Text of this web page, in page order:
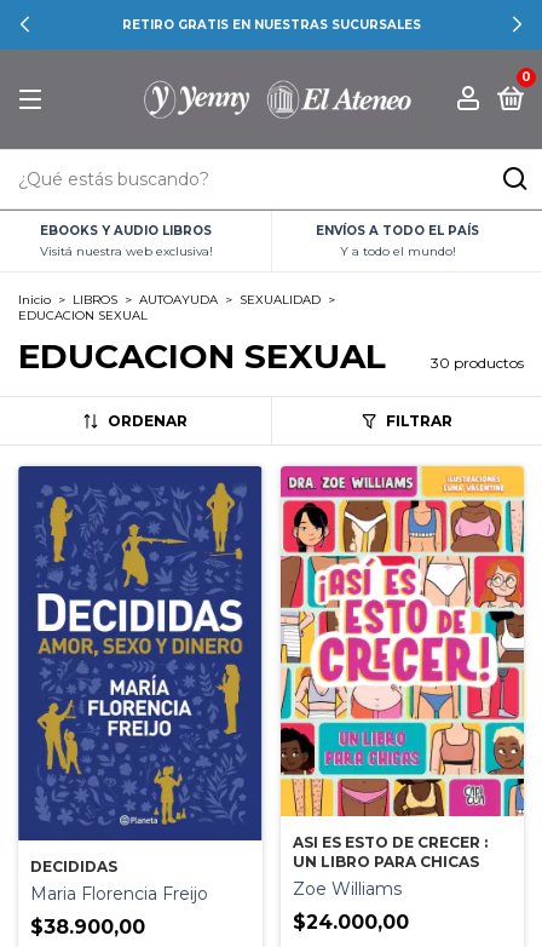
RETIRO GRATIS EN NUESTRAS SUCURSALES
0
EBOOKS Y AUDIO LIBROS
Visitá nuestra web exclusiva!
ENVÍOS A TODO EL PAÍS
Y a todo el mundo!
Inicio > LIBROS > AUTOAYUDA > SEXUALIDAD >
EDUCACION SEXUAL
EDUCACION SEXUAL 30 productos
ORDENAR FILTRAR
DECIDIDAS
Maria Florencia Freijo
$38.900,00
ASI ES ESTO DE CRECER :
UN LIBRO PARA CHICAS
Zoe Williams
$24.000,00